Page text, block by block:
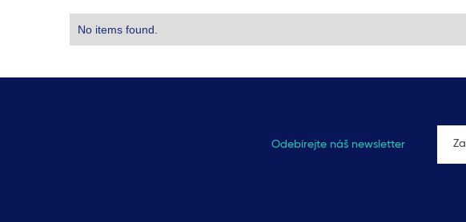
No items found.
Odebírejte náš newsletter